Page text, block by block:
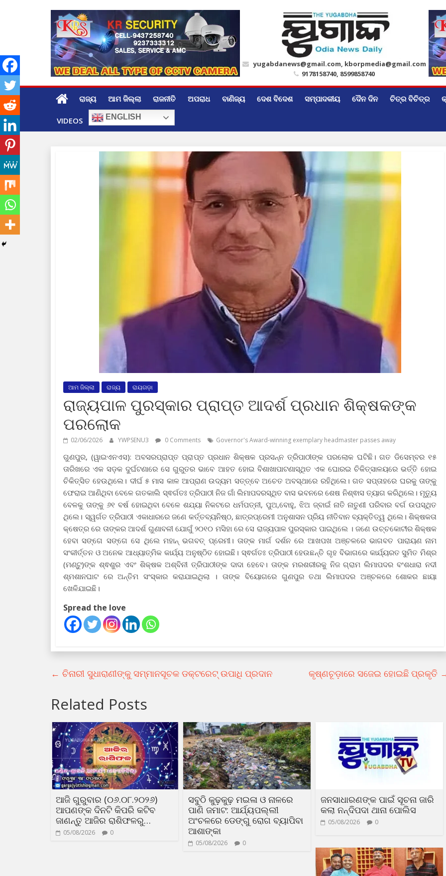
yugabdanews@gmail.com, kborpmedia@gmail.com
9178158740, 8599858740
ରାଜ୍ୟ ଆମ ଜିଲ୍ଲା ରାଜନୀତି ଅପରାଧ ବାଣିଜ୍ୟ ଦେଶ ବିଦେଶ ସମ୍ପାଦକୀୟ ଦୈନ ଦିନ ଚିତ୍ର ବିଚିତ୍ର
VIDEOS ENGLISH
ଆମ ଜିଲ୍ଲା ରାଜ୍ୟ ରାୟଗଡ଼ା
ରାଜ୍ୟପାଳ ପୁରସ୍କାର ପ୍ରାପ୍ତ ଆଦର୍ଶ ପ୍ରଧାନ ଶିକ୍ଷକଙ୍କ
ପରଲୋକ
02/06/2026 YWPSENU3 0 Comments Governor's Award-winning exemplary headmaster passes away
ଗୁଣପୁର, (ୱାଇଏନଏସ): ଅବସରପ୍ରାପ୍ତ ପ୍ରାପ୍ତ ପ୍ରଧାନ ଶିକ୍ଷକ ପ୍ରସନ୍ନ ତ୍ରିପାଠୀଙ୍କ ପରଲୋକ ଘଟିଛି। ଗତ ଡିସେମ୍ବର ୧୫
ତାରିଖରେ ଏକ ସଡ଼କ ଦୁର୍ଘଟଣାରେ ସେ ଗୁରୁତର ଭାବେ ଆହତ ହୋଇ ବିଶାଖାପାଟଣାସ୍ଥିତ ଏକ ଘୋରଇ ଚିକିତ୍ସାଳୟରେ ଭର୍ତ୍ତି ହୋଇ
ଚିକିତ୍ସିତ ହେଉଥିଲେ। ଦୀର୍ଘ ୫ ମାସ କାଳ ଆପ୍ରାଣ ଉଦ୍ୟମ ସତ୍ତ୍ବେ ଅଚେତ ଅବସ୍ଥାରେ ରହିଥିଲେ। ଗତ ସପ୍ତାହରେ ଘରକୁ ତାଙ୍କୁ
ଫେରାଇ ଆଣିଥିବା ବେଳେ ଗତକାଲି ସ୍ଵର୍ଗତଃ ତ୍ରିପାଠୀ ନିଜ ଗାଁ ଲିମାପଦରସ୍ଥିତ ବାସ ଭବନରେ ଶେଷ ନିଶ୍ଵାସ ତ୍ୟାଗ କରିଥିଲେ। ମୃତ୍ୟୁ
ବେଳକୁ ତାଙ୍କୁ ୬୧ ବର୍ଷ ହୋଇଥିବା ବେଳେ ଶଯ୍ୟା ନିକଟରେ ଧର୍ମପତ୍ନୀ, ପୁଅ,ବୋହୁ, ଝିଅ ଜ୍ବାଇଁ ନାତି ନାତୁଣୀ ପରିବାର ବର୍ଗ ଉପସ୍ଥିତ
ଥିଲେ। ସ୍ୱର୍ଗତ ତ୍ରିପାଠୀ ଏକାଧାରରେ ଜଣେ କର୍ତ୍ତବ୍ୟନିଷ୍ଠ, ଛାତ୍ରପ୍ରେମୀ ଅନୁଶାସନ ପ୍ରିୟ ନୀତିବାନ ବ୍ୟକ୍ତିତ୍ୱ ଥିଲେ। ଶିକ୍ଷକତା
କ୍ଷେତ୍ର ରେ ତାଙ୍କର ଆଦର୍ଶ ଗୁଣାବଳୀ ଯୋଗୁଁ ୨୦୧୦ ମସିହା ରେ ସେ ରାଜ୍ୟପାଳ ପୁରସ୍କାର ପାଇଥିଲେ । ଜଣେ ଉଚ୍ଚକୋଟୀର ଶିକ୍ଷକ
ହେବା ସଙ୍ଗେ ସଙ୍ଗେ ସେ ଥିଲେ ମହାନ୍ ଭଗବତ୍ ପ୍ରେମୀ। ତାଙ୍କ ମାର୍ଗ ଦର୍ଶନ ରେ ଆଖପଖ ଅଞ୍ଚଳରେ ଭାଗବତ ପାରାୟଣ ନାମ
ସଂକୀର୍ତ୍ତନ ଓ ଅନେକ ଆଧ୍ୟାତ୍ମିକ କାର୍ଯ୍ୟ ଅନୁଷ୍ଠିତ ହୋଇଛି। ସ୍ଵର୍ଗତଃ ତ୍ରିପାଠୀ ହେଉଛନ୍ତି ଗୃହ ବିଭାଗରେ କାର୍ଯ୍ୟରତ ସୁମିତ ମିଶ୍ର
(ମଣ୍ଟୁ)ଙ୍କ ଶ୍ଵଶୁର ଏବଂ ଶିକ୍ଷକ ଅଶ୍ବିନୀ ତ୍ରିପାଠୀଙ୍କ ଦାଦା ହେବେ। ତାଙ୍କ ମରଶରୀରକୁ ନିଜ ଗ୍ରାମ ଲିମାପଦର ବଂଶଧାରା ନଦୀ
ଶ୍ମଶାନଘାଟ ରେ ଅନ୍ତିମ ସଂସ୍କାର କରାଯାଇଥିଲା । ତାଙ୍କ ବିୟୋଗରେ ଗୁଣପୁର ତଥା ଲିମାପଦର ଅଞ୍ଚଳରେ ଶୋକର ଛାୟା
ଖେଳିଯାଇଛି।
Spread the love
← ଚିନାରୀ ସୁଧାରାଣୀଙ୍କୁ ସମ୍ମାନସୂଚକ ଡକ୍ଟରେଟ୍ ଉପାଧି ପ୍ରଦାନ କୃଷ୍ଣଚୂଡ଼ାରେ ସଜେଇ ହୋଇଛି ପ୍ରକୃତି
Related Posts
ଆଜି ଗୁରୁବାର (୦୬.୦୮.୨୦୨୬)
ଆପଣଙ୍କ ଦିନଟି କିପରି କଟିବ
ଜାଣନ୍ତୁ ଆଜିର ରାଶିଫଳରୁ…
05/08/2026 0
ସବୁଠି କୁଢ଼କୁଢ଼ ମଇଳା ଓ ନାଳରେ
ପାଣି ଜମାଟ: ଆର୍ଯ୍ୟପଲ୍ଲୀ
ଅଂଚଳରେ ଡେଙ୍ଗୁ ରୋଗ ବ୍ୟାପିବା
ଆଶାଙ୍କା
05/08/2026 0
ଜନସାଧାରଣଙ୍କ ପାଇଁ ସୂଚନା ଜାରି
କଲା ନନ୍ଦିପଦା ଥାନା ପୋଲିସ
05/08/2026 0